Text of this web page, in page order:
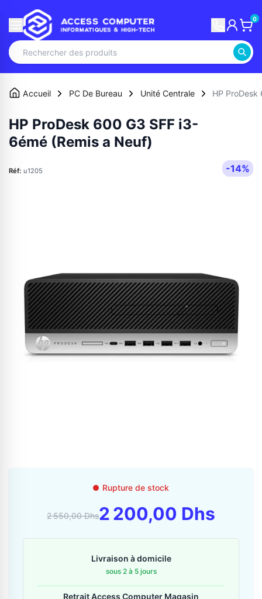
0
06 36 88 27 81
Envoyer un message
Accueil PC De Bureau Unité Centrale HP
HP ProDesk 600 G3 SFF i3-
6émé (Remis a Neuf)
Réf: u1205 -14%
Rupture de stock
2 550,00 Dhs2 200,00 Dhs
Livraison à domicile
sous 2 à 5 jours
Retrait Access Computer Magasin